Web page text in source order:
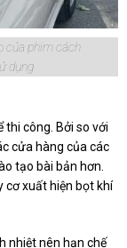
của phim cách
dụng
thi công. Bởi so với
cửa hàng của các
tạo bài bản hơn.
cơ xuất hiện bọt khí
nhiệt nên hạn chế